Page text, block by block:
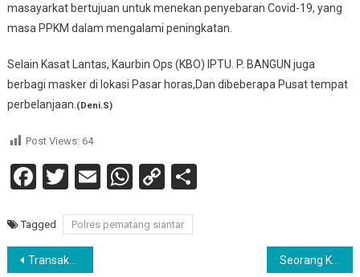
masayarkat bertujuan untuk menekan penyebaran Covid-19, yang
masa PPKM dalam mengalami peningkatan.
Selain Kasat Lantas, Kaurbin Ops (KBO) IPTU. P. BANGUN juga
berbagi masker di lokasi Pasar horas,Dan dibeberapa Pusat tempat
perbelanjaan.(Deni.S)
Post Views: 64
Facebook
Twitter
EmailWhatsApp
Copy
Tagged Polres pematang siantar
Navigasi
Transakai Narkoba Diladang Jeruk, Dua Pemuda Ditangkap Polisi Seorang Kakek Ditemukan Warga Tewas Membusuk Didalam Rumahnya.